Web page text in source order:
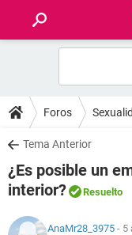
FOROS
SALUD
FAMILIA
NUTRICIÓN
Foros
Tema Anterior
¿Es posible un
interior?
Resuelto
AnaMr28_3975 - 5